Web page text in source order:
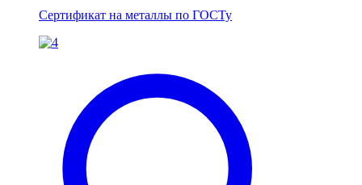
Сертификат на металлы по ГОСТу